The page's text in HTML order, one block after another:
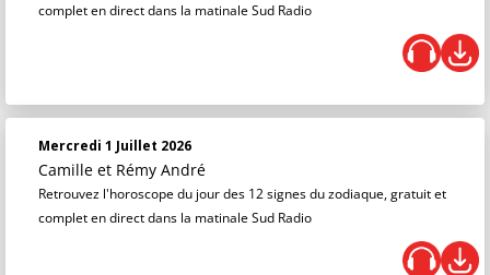
complet en direct dans la matinale Sud Radio
Mercredi 1 Juillet 2026
Camille et Rémy André
Retrouvez l'horoscope du jour des 12 signes du zodiaque, gratuit et
complet en direct dans la matinale Sud Radio